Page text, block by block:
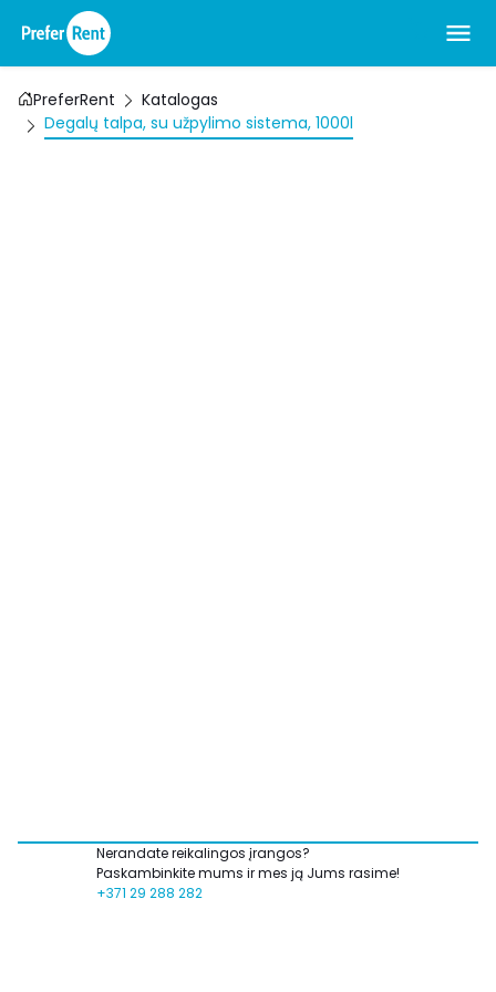
PreferRent
Katalogas
Degalų talpa, su užpylimo sistema, 1000l
Nerandate reikalingos įrangos?
Paskambinkite mums ir mes ją Jums rasime!
+371 29 288 282